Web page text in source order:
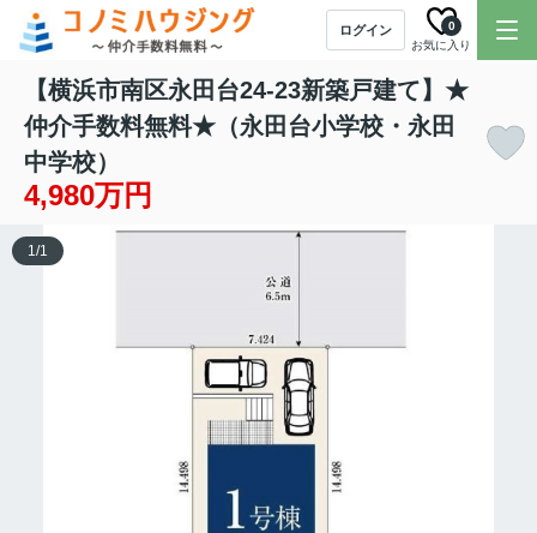
ログイン
お気に入り
0
【横浜市南区永田台24-23新築戸建て】★
仲介手数料無料★（永田台小学校・永田
中学校）
4,980万円
1/1